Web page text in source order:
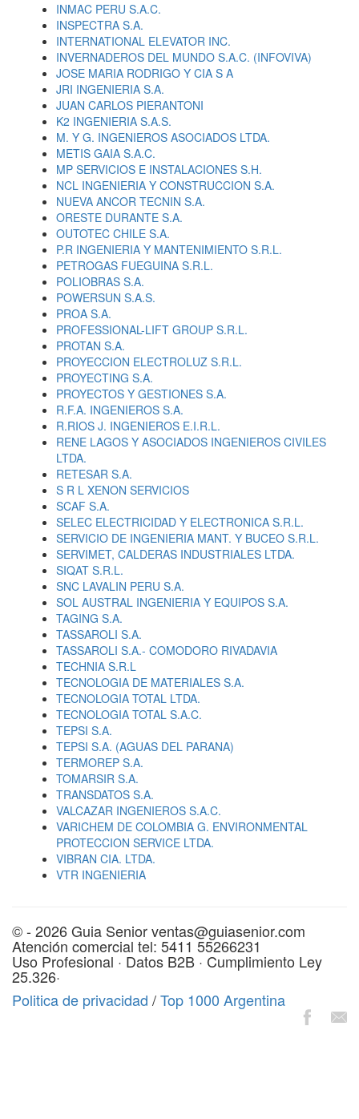
INMAC PERU S.A.C.
INSPECTRA S.A.
INTERNATIONAL ELEVATOR INC.
INVERNADEROS DEL MUNDO S.A.C. (INFOVIVA)
JOSE MARIA RODRIGO Y CIA S A
JRI INGENIERIA S.A.
JUAN CARLOS PIERANTONI
K2 INGENIERIA S.A.S.
M. Y G. INGENIEROS ASOCIADOS LTDA.
METIS GAIA S.A.C.
MP SERVICIOS E INSTALACIONES S.H.
NCL INGENIERIA Y CONSTRUCCION S.A.
NUEVA ANCOR TECNIN S.A.
ORESTE DURANTE S.A.
OUTOTEC CHILE S.A.
P.R INGENIERIA Y MANTENIMIENTO S.R.L.
PETROGAS FUEGUINA S.R.L.
POLIOBRAS S.A.
POWERSUN S.A.S.
PROA S.A.
PROFESSIONAL-LIFT GROUP S.R.L.
PROTAN S.A.
PROYECCION ELECTROLUZ S.R.L.
PROYECTING S.A.
PROYECTOS Y GESTIONES S.A.
R.F.A. INGENIEROS S.A.
R.RIOS J. INGENIEROS E.I.R.L.
RENE LAGOS Y ASOCIADOS INGENIEROS CIVILES
LTDA.
RETESAR S.A.
S R L XENON SERVICIOS
SCAF S.A.
SELEC ELECTRICIDAD Y ELECTRONICA S.R.L.
SERVICIO DE INGENIERIA MANT. Y BUCEO S.R.L.
SERVIMET, CALDERAS INDUSTRIALES LTDA.
SIQAT S.R.L.
SNC LAVALIN PERU S.A.
SOL AUSTRAL INGENIERIA Y EQUIPOS S.A.
TAGING S.A.
TASSAROLI S.A.
TASSAROLI S.A.- COMODORO RIVADAVIA
TECHNIA S.R.L
TECNOLOGIA DE MATERIALES S.A.
TECNOLOGIA TOTAL LTDA.
TECNOLOGIA TOTAL S.A.C.
TEPSI S.A.
TEPSI S.A. (AGUAS DEL PARANA)
TERMOREP S.A.
TOMARSIR S.A.
TRANSDATOS S.A.
VALCAZAR INGENIEROS S.A.C.
VARICHEM DE COLOMBIA G. ENVIRONMENTAL
PROTECCION SERVICE LTDA.
VIBRAN CIA. LTDA.
VTR INGENIERIA
© - 2026 Guia Senior ventas@guiasenior.com
Atención comercial tel: 5411 55266231
Uso Profesional · Datos B2B · Cumplimiento Ley
25.326·
Politica de privacidad /Top 1000 Argentina